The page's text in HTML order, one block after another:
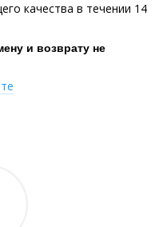
качества в течении 14
и возврату не